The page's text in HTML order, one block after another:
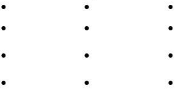
● ●
●
● ●
●
● ●
●
● ●
●